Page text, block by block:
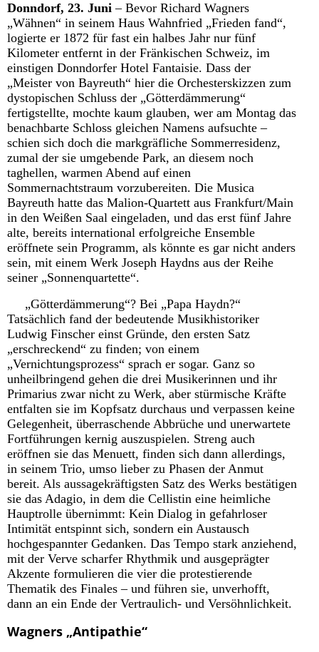
Donndorf, 23. Juni – Bevor Richard Wagners
„Wähnen“ in seinem Haus Wahnfried „Frieden fand“,
logierte er 1872 für fast ein halbes Jahr nur fünf
Kilometer entfernt in der Fränkischen Schweiz, im
einstigen Donndorfer Hotel Fantaisie. Dass der
„Meister von Bayreuth“ hier die Orchesterskizzen zum
dystopischen Schluss der „Götterdämmerung“
fertigstellte, mochte kaum glauben, wer am Montag das
benachbarte Schloss gleichen Namens aufsuchte –
schien sich doch die markgräfliche Sommerresidenz,
zumal der sie umgebende Park, an diesem noch
taghellen, warmen Abend auf einen
Sommernachtstraum vorzubereiten. Die Musica
Bayreuth hatte das Malion-Quartett aus Frankfurt/Main
in den Weißen Saal eingeladen, und das erst fünf Jahre
alte, bereits international erfolgreiche Ensemble
eröffnete sein Programm, als könnte es gar nicht anders
sein, mit einem Werk Joseph Haydns aus der Reihe
seiner „Sonnenquartette“.
„Götterdämmerung“? Bei „Papa Haydn?“
Tatsächlich fand der bedeutende Musikhistoriker
Ludwig Finscher einst Gründe, den ersten Satz
„erschreckend“ zu finden; von einem
„Vernichtungsprozess“ sprach er sogar. Ganz so
unheilbringend gehen die drei Musikerinnen und ihr
Primarius zwar nicht zu Werk, aber stürmische Kräfte
entfalten sie im Kopfsatz durchaus und verpassen keine
Gelegenheit, überraschende Abbrüche und unerwartete
Fortführungen kernig auszuspielen. Streng auch
eröffnen sie das Menuett, finden sich dann allerdings,
in seinem Trio, umso lieber zu Phasen der Anmut
bereit. Als aussagekräftigsten Satz des Werks bestätigen
sie das Adagio, in dem die Cellistin eine heimliche
Hauptrolle übernimmt: Kein Dialog in gefahrloser
Intimität entspinnt sich, sondern ein Austausch
hochgespannter Gedanken. Das Tempo stark anziehend,
mit der Verve scharfer Rhythmik und ausgeprägter
Akzente formulieren die vier die protestierende
Thematik des Finales – und führen sie, unverhofft,
dann an ein Ende der Vertraulich- und Versöhnlichkeit.
Wagners „Antipathie“